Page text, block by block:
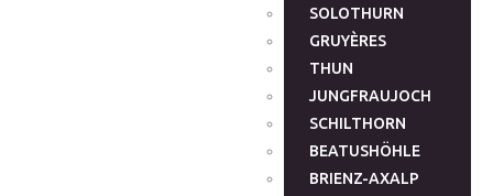
SOLOTHURN
GRUYÈRES
THUN
JUNGFRAUJOCH
SCHILTHORN
BEATUSHÖHLE
BRIENZ-AXALP